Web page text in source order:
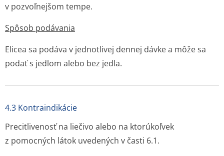
v pozvoľnejšom tem­pe.
Spôsob podávania
Elicea sa podáva v jednotlivej dennej dávke a môže sa
podať s jedlom alebo bez jedla.
4.3 Kontraindikácie
Precitlivenosť na liečivo alebo na ktorúkoľvek
z pomocných látok uvedených v časti 6.1.